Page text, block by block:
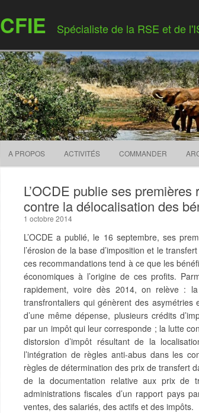
CFIE Spécialiste de la RSE et de
A PROPOS ACTIVITÉS COMMANDER
L’OCDE publie ses
contre la délocalisation des
1 octobre 2014
L’OCDE a publié, le 16 septembre, ses
l’érosion de la base d’imposition et le
ces recommandations tend à ce que les
économiques à l’origine de ces profits.
rapidement, voire dès 2014, on relève :
transfrontaliers qui génèrent des
d’une même dépense, plusieurs crédits
par un impôt qui leur corresponde ; la lutte
distorsion d’impôt résultant de la
l’intégration de règles anti-abus dans les
règles de détermination des prix de transfert
de la documentation relative aux prix de
administrations fiscales d’un rapport pays
ventes, des salariés, des actifs et des impôts.